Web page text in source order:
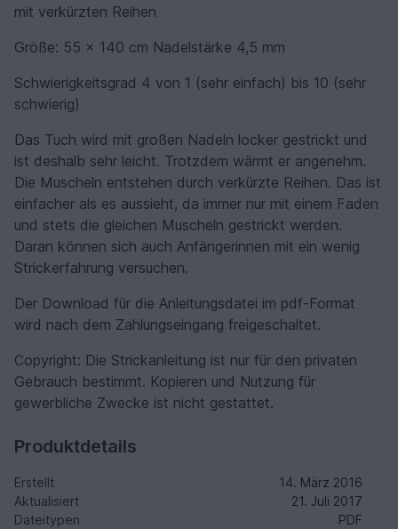
mit verkürzten Reihen
Größe: 55 x 140 cm Nadelstärke 4,5 mm
Schwierigkeitsgrad 4 von 1 (sehr einfach) bis 10 (sehr
schwierig)
Das Tuch wird mit großen Nadeln locker gestrickt und
ist deshalb sehr leicht. Trotzdem wärmt er angenehm.
Die Muscheln entstehen durch verkürzte Reihen. Das ist
einfacher als es aussieht, da immer nur mit einem Faden
und stets die gleichen Muscheln gestrickt werden.
Daran können sich auch Anfängerinnen mit ein wenig
Strickerfahrung versuchen.
Der Download für die Anleitungsdatei im pdf-Format
wird nach dem Zahlungseingang freigeschaltet.
Copyright: Die Strickanleitung ist nur für den privaten
Gebrauch bestimmt. Kopieren und Nutzung für
gewerbliche Zwecke ist nicht gestattet.
Produktdetails
Erstellt
14. März 2016
Aktualisiert
21. Juli 2017
Dateitypen
PDF